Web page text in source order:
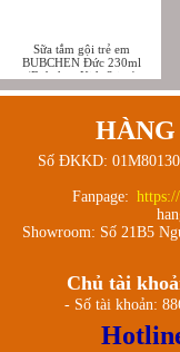
Sữa tắm gội trẻ em
BUBCHEN Đức 230ml
(Bübchen Kids 3 in 1
Freizeitspaß)
Số ĐKKD:
Fanpage:
Showroom: Số 21B5
Chủ tài
- Số tài khoản: